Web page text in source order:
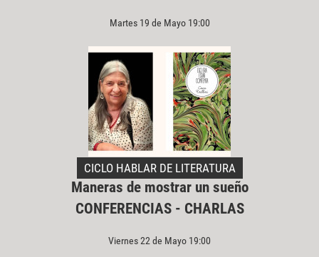
Martes 19 de Mayo 19:00
CICLO HABLAR DE LITERATURA
Maneras de mostrar un sueño
CONFERENCIAS - CHARLAS
Viernes 22 de Mayo 19:00